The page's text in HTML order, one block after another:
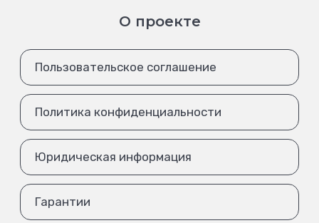
О проекте
Пользовательское соглашение
Политика конфиденциальности
Юридическая информация
Гарантии